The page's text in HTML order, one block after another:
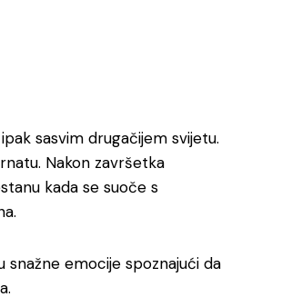
sasvim drugačijem svijetu.
Nakon završetka
kada se suoče s
emocije spoznajući da